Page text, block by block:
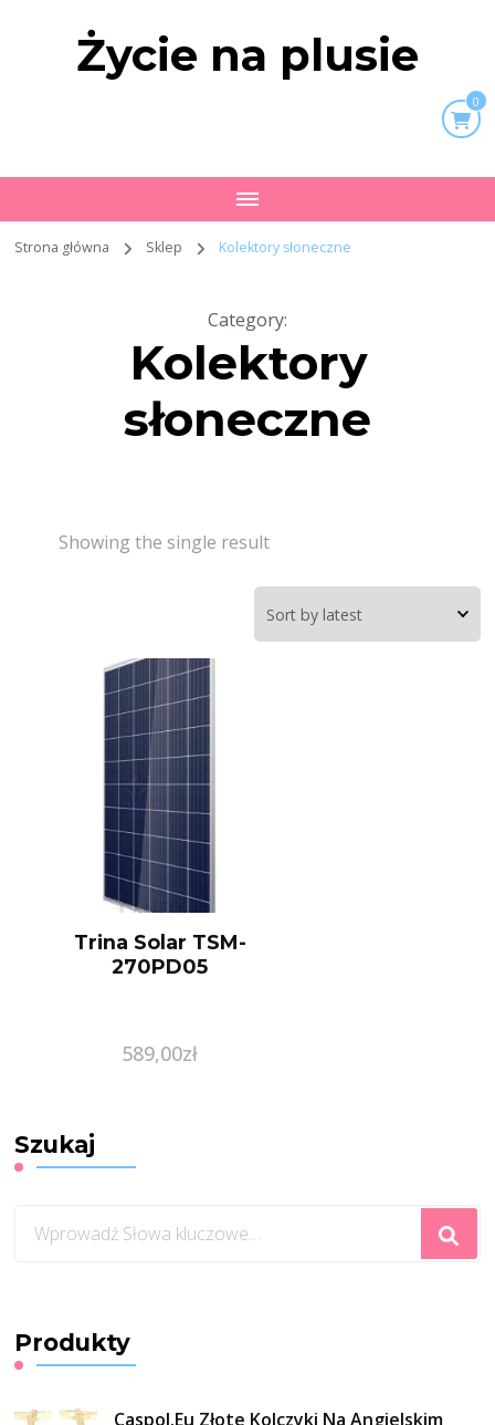
Życie na plusie
0
Strona główna Sklep Kolektory słoneczne
Category:
Kolektory
słoneczne
Showing the single result
Trina Solar TSM-
270PD05
589,00zł
Szukaj
czegoś?
Produkty
Caspol.Eu Złote Kolczyki Na Angielskim